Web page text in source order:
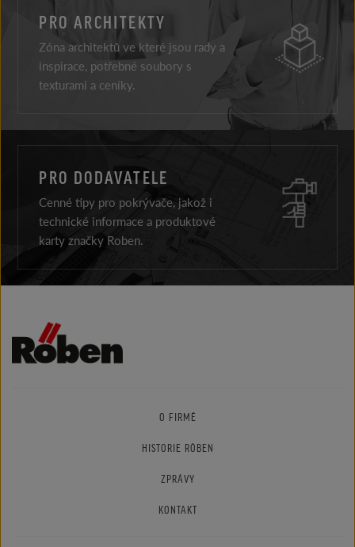
PRO ARCHITEKTY
Zóna architektů ve které jsou rady a
inspirace, potřebné soubory s
texturami a ceníky.
PRO DODAVATELE
Cenné tipy pro pokrývače, jakož i
technické informace a produktové
karty značky Roben.
O FIRMĚ
HISTORIE RÖBEN
ZPRÁVY
KONTAKT